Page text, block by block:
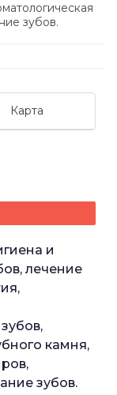
зубов.
Карта
и
лечение
камня,
зубов.